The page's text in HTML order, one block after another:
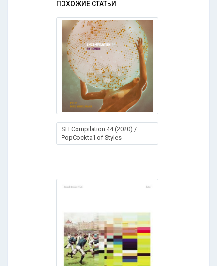
ПОХОЖИЕ СТАТЬИ
SH Compilation 44 (2020) /
PopCocktail of Styles